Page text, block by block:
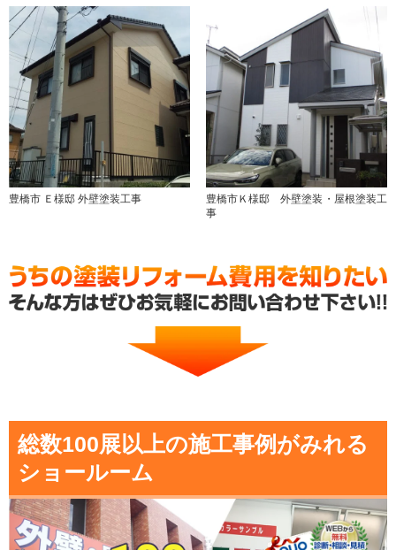
豊橋市 Ｅ様邸 外壁塗装工事
豊橋市Ｋ様邸 外壁塗装・屋根塗装工
事
総数100展以上の施工事例がみれる
ショールーム